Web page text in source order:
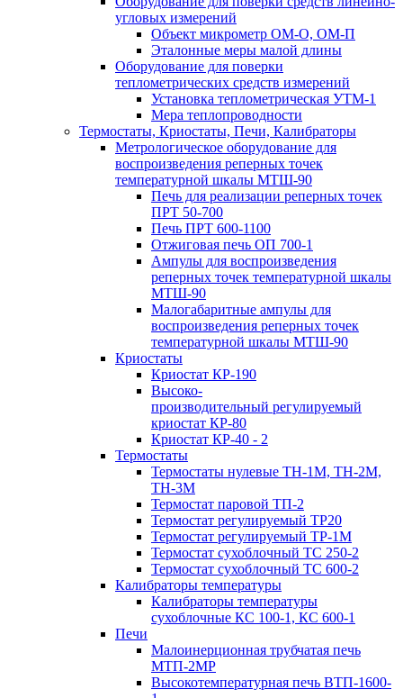
угловых измерений
Объект микрометр ОМ-О, ОМ-П
Эталонные меры малой длины
Оборудование для поверки
теплометрических средств измерений
Установка теплометрическая УТМ-1
Мера теплопроводности
Термостаты, Криостаты, Печи, Калибраторы
Метрологическое оборудование для
воспроизведения реперных точек
температурной шкалы МТШ-90
Печь для реализации реперных точек
ПРТ 50-700
Печь ПРТ 600-1100
Отжиговая печь ОП 700-1
Ампулы для воспроизведения
реперных точек температурной шкалы
МТШ-90
Малогабаритные ампулы для
воспроизведения реперных точек
температурной шкалы МТШ-90
Криостаты
Криостат КР-190
Высоко-
производительный регулируемый
криостат КР-80
Криостат КР-40 - 2
Термостаты
Термостаты нулевые ТН-1М, ТН-2М,
ТН-3М
Термостат паровой ТП-2
Термостат регулируемый ТР20
Термостат регулируемый ТР-1М
Термостат сухоблочный ТС 250-2
Термостат сухоблочный ТС 600-2
Калибраторы температуры
Калибраторы температуры
сухоблочные КС 100-1, КС 600-1
Печи
Малоинерционная трубчатая печь
МТП-2МР
Высокотемпературная печь ВТП-1600-